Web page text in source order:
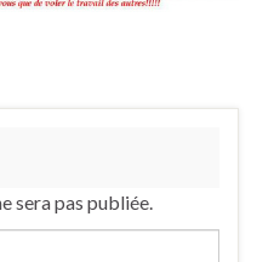
sera pas publiée.